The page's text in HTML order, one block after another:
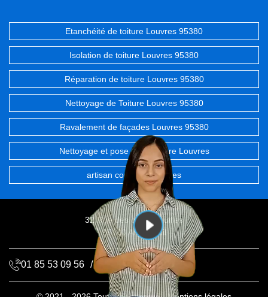
Etanchéité de toiture Louvres 95380
Isolation de toiture Louvres 95380
Réparation de toiture Louvres 95380
Nettoyage de Toiture Louvres 95380
Ravalement de façades Louvres 95380
Nettoyage et pose de gouttière Louvres
artisan couvreur Louvres
32 Rue des chevrefeuilles
95100 Argenteuil
01 85 53 09 56 / 06 68 72 20 06